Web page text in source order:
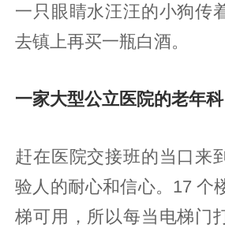
一只眼睛水汪汪的小狗传
去镇上再买一瓶白酒。
一家大型公立医院的老年科
赶在医院交接班的当口来
验人的耐心和信心。17 个
梯可用，所以每当电梯门